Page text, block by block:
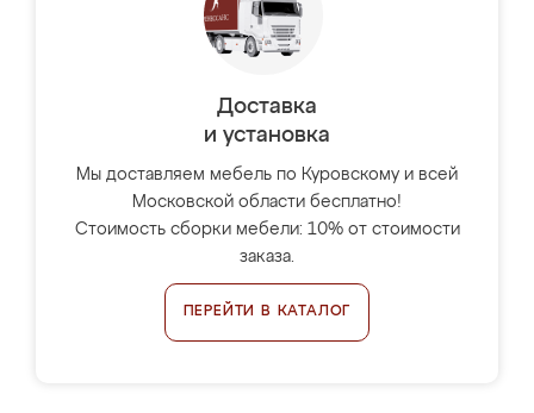
Доставка
и установка
Мы доставляем мебель по Куровскому и всей
Московской области бесплатно!
Стоимость сборки мебели: 10% от стоимости
заказа.
ПЕРЕЙТИ В КАТАЛОГ